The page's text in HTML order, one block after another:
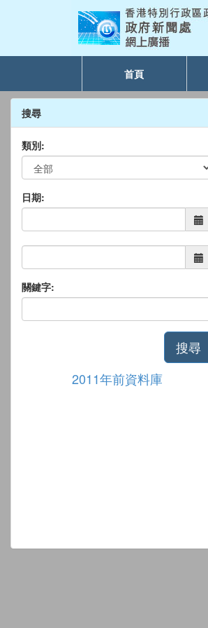
首頁
搜尋
類別:
日期:
關鍵字:
搜尋
2011年前資料庫